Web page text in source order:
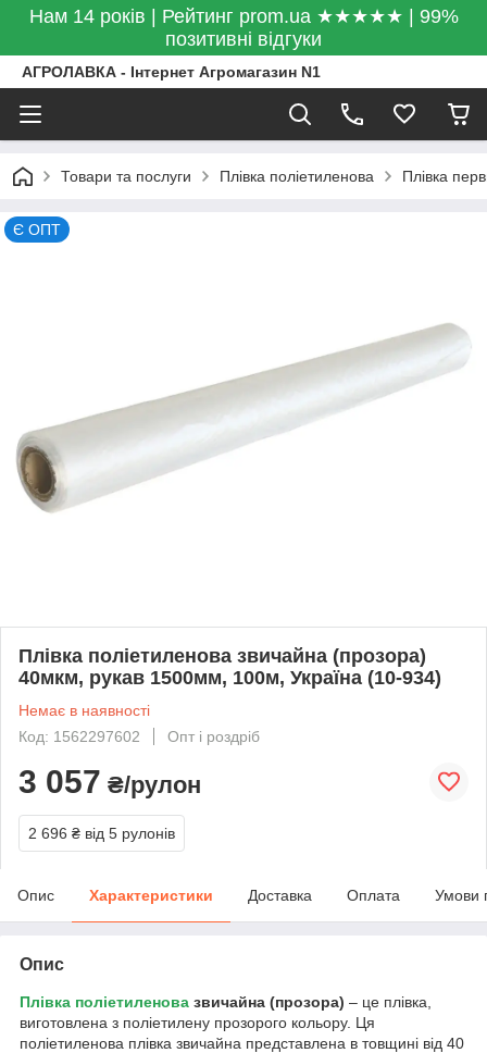
Нам 14 років | Рейтинг prom.ua ★★★★★ | 99%
позитивні відгуки
АГРОЛАВКА - Інтернет Агромагазин N1
Товари та послуги Плівка поліетиленова Плівка
Є ОПТ
Плівка поліетиленова звичайна (прозора)
40мкм, рукав 1500мм, 100м, Україна (10-934)
Немає в наявності
Код: 1562297602
Опт і роздріб
3 057 ₴/рулон
2 696 ₴ від 5 рулонів
Опис Характеристики Доставка Оплата Умови
Опис
Плівка поліетиленова звичайна (прозора) – це плівка,
виготовлена з поліетилену прозорого кольору. Ця
поліетиленова плівка звичайна представлена в товщині від 40